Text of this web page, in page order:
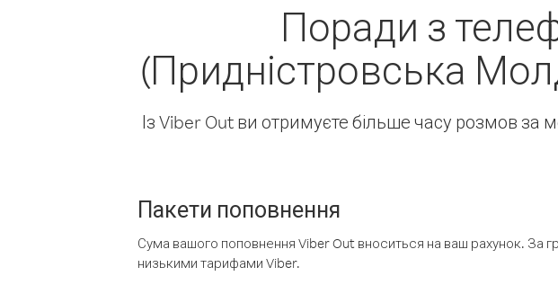
Поради з
(Придністровська
Із Viber Out ви отримуєте більше часу розмов за
Пакети поповнення
Сума вашого поповнення Viber Out вноситься на ваш рахунок. За
низькими тарифами Viber.